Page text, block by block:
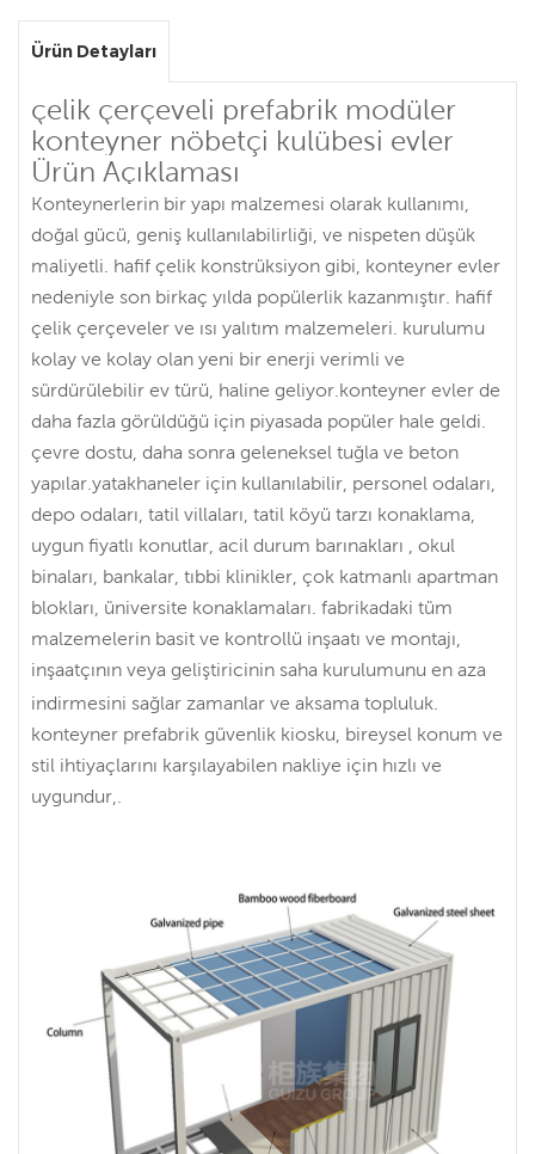
Ürün Detayları
çelik çerçeveli prefabrik modüler
konteyner nöbetçi kulübesi evler
Ürün Açıklaması
Konteynerlerin bir yapı malzemesi olarak kullanımı,
doğal gücü, geniş kullanılabilirliği, ve nispeten düşük
maliyetli. hafif çelik konstrüksiyon gibi, konteyner evler
nedeniyle son birkaç yılda popülerlik kazanmıştır. hafif
çelik çerçeveler ve ısı yalıtım malzemeleri. kurulumu
kolay ve kolay olan yeni bir enerji verimli ve
sürdürülebilir ev türü, haline geliyor.konteyner evler de
daha fazla görüldüğü için piyasada popüler hale geldi.
çevre dostu, daha sonra geleneksel tuğla ve beton
yapılar.yatakhaneler için kullanılabilir, personel odaları,
depo odaları, tatil villaları, tatil köyü tarzı konaklama,
uygun fiyatlı konutlar, acil durum barınakları , okul
binaları, bankalar, tıbbi klinikler, çok katmanlı apartman
blokları, üniversite konaklamaları. fabrikadaki tüm
malzemelerin basit ve kontrollü inşaatı ve montajı,
inşaatçının veya geliştiricinin saha kurulumunu en aza
indirmesini sağlar zamanlar ve aksama topluluk.
konteyner prefabrik güvenlik kiosku, bireysel konum ve
stil ihtiyaçlarını karşılayabilen nakliye için hızlı ve
uygundur,.